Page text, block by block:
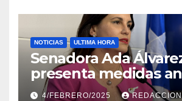
NOTICIAS ULTIMA HORA
Senadora Ada
presenta medidas
violencia en el
4/FEBRERO/2025 REDACCION